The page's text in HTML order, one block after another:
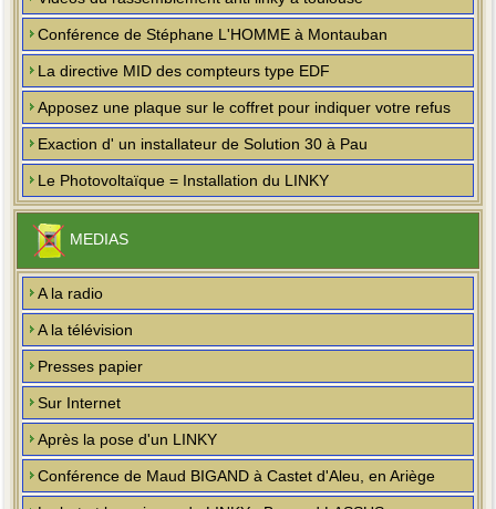
Conférence de Stéphane L'HOMME à Montauban
La directive MID des compteurs type EDF
Apposez une plaque sur le coffret pour indiquer votre refus
Exaction d' un installateur de Solution 30 à Pau
Le Photovoltaïque = Installation du LINKY
MEDIAS
A la radio
A la télévision
Presses papier
Sur Internet
Après la pose d'un LINKY
Conférence de Maud BIGAND à Castet d'Aleu, en Ariège